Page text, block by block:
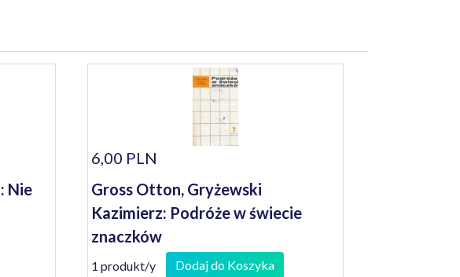
Nie
6,00 PLN
Gross Otton, Gryżewski
Kazimierz: Podróże w świecie
znaczków
1 produkt/y Dodaj do Koszyka